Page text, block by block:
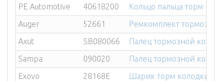
PE Automotive
40618200
Кольцо пальца торм
Auger
52661
Ремкомплект
Axut
SB080066
Палец тормозной
Sampa
090020
Палец тормозной
Exovo
28168E
Шарик торм колодки